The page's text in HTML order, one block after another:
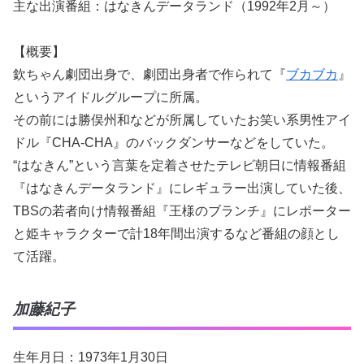
主な出演番組：はなきんデータランド（1992年2月～）
【概要】
欽ちゃん劇団出身で、劇団出身者で作られて『ブカブカ 』
というアイドルグループに所属。
その前には勝俣州和などが所属していたお笑い系男性アイ
ドル『CHA-CHA』のバックダンサーなどをしていた。
“はなきん”という言葉を定着させたテレビ朝日に情報番組
『はなきんデータランド』にレギュラー出演していた後、
TBSの若者向け情報番組『王様のブランチ』にレポーター
と姫キャラクターで計18年間出演するなど番組の顔とし
て活躍。
加藤紀子
生年月日：1973年1月30日